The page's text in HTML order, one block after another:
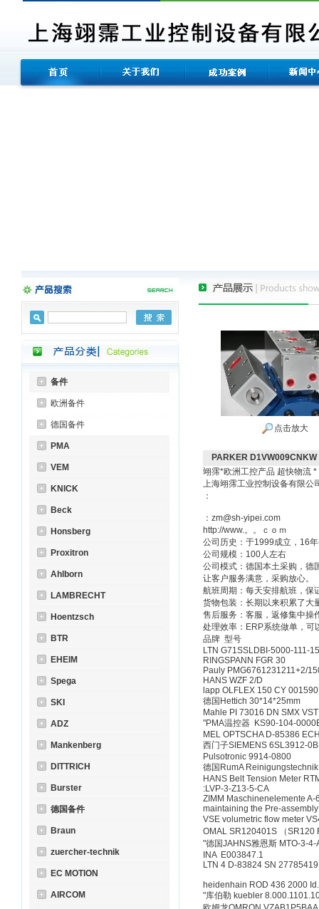
备件
欧洲备件
德国备件
PMA
VEM
KNICK
Beck
Honsberg
Proxitron
Ahlborn
LAMBRECHT
Hoentzsch
BTR
EHEIM
Spega
SKI
ADZ
Mankenberg
DITTRICH
Burster
德国备件
Braun
zuercher-technik
EC MOTION
AIRCOM
点击放大
PARKER D1VW009CNKW
翊霈*欧洲工控产品 超快物
上海翊霈工业控制设备有限
：
：zm@sh-yipei.com
http://www.。。ｃｏｍ
公司历史：于1999成立，16
公司规模：100人左右
公司模式：德国本土采购，德
让客户服务满意，采购放心。
航班周期：每天安排航班，保
货物包装：长期以来积累了大
售后服务：客服，返修集中操
处理效率：ERP系统做单，可
品牌 型号
LTN G71SSLDBI-5000-111-15
RINGSPANN FGR 30
Pauly PMG6761231211+2/
HANS WZF 2/D
lapp OLFLEX 150 CY
德国Hettich 30*14*25mm
Mahle PI 73016 DN SMX
"PMA温控器 KS90-104-
MEL OPTSCHA D-85386
西门子SIEMENS 6SL3912-
Pulsotronic 9914-0800
德国RumA
HANS Belt Tension Meter
:LVP-3-Z13-5-CA
ZIMM Maschinenelemente
maintaining the Pre-
VSE volumetric flow meter
OMAL SR120401S （SR120
"德国JAHNS雅恩斯 MTO-3-
INA E003847.1
LTN 4 D-83824 SN
heidenhain ROD 436 2000
"库伯勒 kuebler